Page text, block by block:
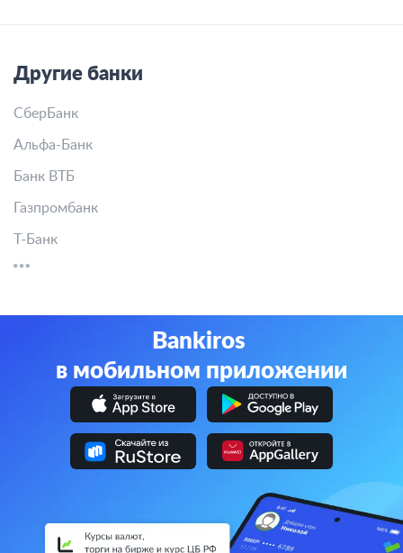
Другие банки
СберБанк
Альфа-Банк
Банк ВТБ
Газпромбанк
Т-Банк
Bankiros
в мобильном приложении